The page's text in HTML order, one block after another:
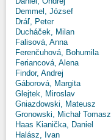
Demmel, József
Dráľ, Peter
Ducháček, Milan
Falisová, Anna
Ferenčuhová, Bohumila
Feriancová, Alena
Findor, Andrej
Gáborová, Margita
Glejtek, Miroslav
Gniazdowski, Mateusz
Gronowski, Michał Tomasz
Haas Kianička, Daniel
Halász, Ivan